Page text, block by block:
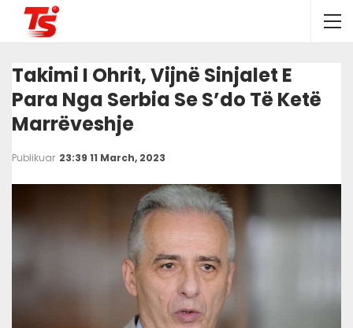
Takimi I Ohrit, Vijnë Sinjalet E
Para Nga Serbia Se S’do Të Ketë
Marrëveshje
Publikuar 23:39 11 March, 2023